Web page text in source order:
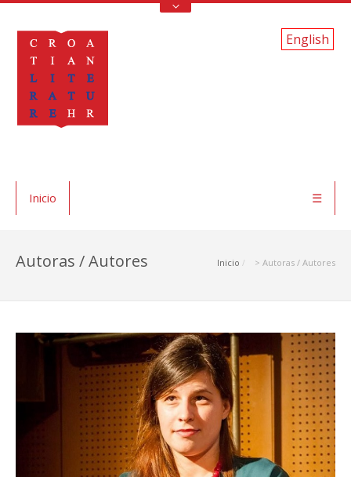
English
Inicio ☰
Inicio > Autoras / Autores
Autoras / Autores